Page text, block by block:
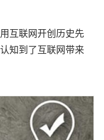
互联网开创历史先
知到了互联网带来